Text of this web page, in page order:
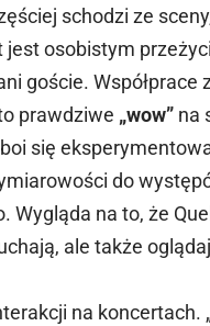
schodzi ze
jest osobistym
goście. Współprace
prawdziwe „wow” na
się
do
na to, że
ale także
na koncertach.